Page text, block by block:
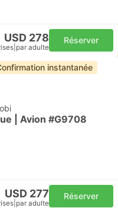
USD 278
par adulte
Réserver
instantanée
| Avion #G9708
USD 277
par adulte
Réserver